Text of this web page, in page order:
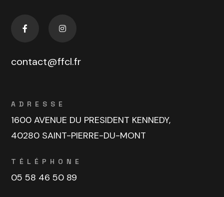
contact@ffcl.fr
ADRESSE
1600 AVENUE DU PRESIDENT KENNEDY,
40280 SAINT-PIERRE-DU-MONT
TÉLÉPHONE
05 58 46 50 89